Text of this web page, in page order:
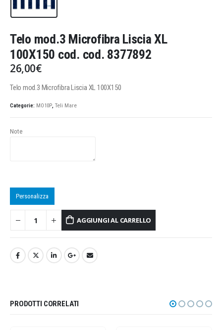
Telo mod.3 Microfibra Liscia XL
100X150 cod. cod. 8377892
26,00€
Telo mod.3 Microfibra Liscia XL 100X150
Categorie: MO10P, Teli Mare
Note
Personalizza
AGGIUNGI AL CARRELLO
PRODOTTI CORRELATI